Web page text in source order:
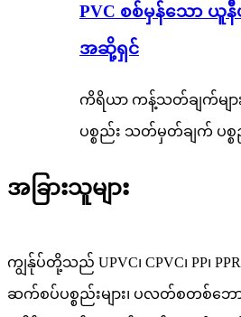
PVC စစ်မှန်သော ယူ
အဆို့ရှင်
ကိရိယာ ကန့်သတ်ချက်မျာ
ပစ္စည်း သတ်မှတ်ချက် ပစ္စ
အခြားသူများ
ကျွန်ုပ်တို့သည် UPVC၊ CPVC၊ PP၊
ဆက်စပ်ပစ္စည်းများ၊ ပလတ်စတစ်ဘေ